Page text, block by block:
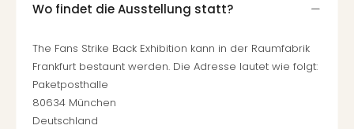
Wo findet die Ausstellung statt?
The Fans Strike Back Exhibition kann in der Raumfabrik
Frankfurt bestaunt werden. Die Adresse lautet wie folgt:
Paketposthalle
80634 München
Deutschland